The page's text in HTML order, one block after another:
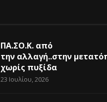
ΠΑ.ΣΟ.Κ. από
την αλλαγή..στην
χωρίς πυξίδα
23 Ιουλίου, 2026